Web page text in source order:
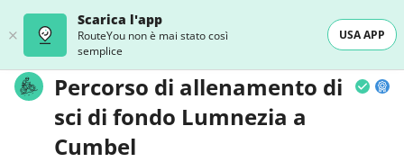
Scarica l'app
RouteYou non è mai stato così
semplice
USA APP
Percorso di allenamento di
sci di fondo Lumnezia a
Cumbel